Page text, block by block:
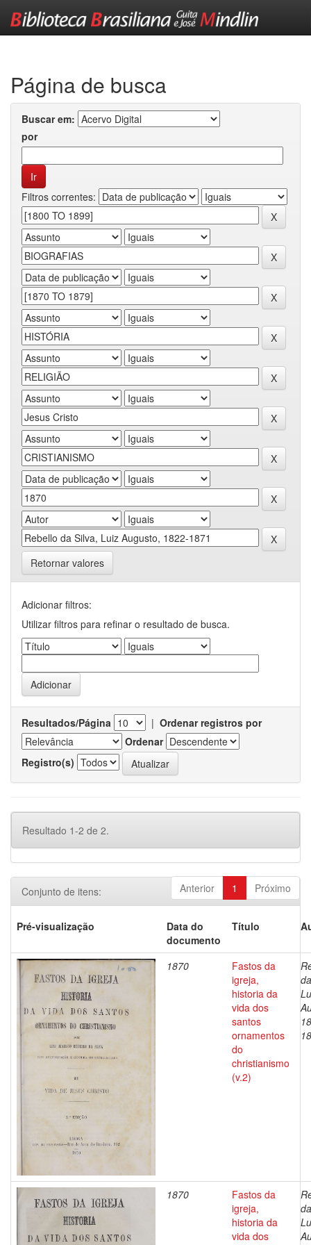
Página de busca
Buscar em:
por
Filtros correntes:
Retornar valores
Adicionar filtros:
Utilizar filtros para refinar o resultado de busca.
Resultados/Página | Ordenar registros por
Ordenar
Registro(s)
Resultado 1-2 de 2.
Anterior 1 Próximo
Conjunto de itens:
Pré-visualização
Data do
documento
Título
1870
Fastos da
igreja,
historia da
vida dos
santos
ornamentos
do
christianismo
(v.2)
1870
Fastos da
igreja,
historia da
vida dos